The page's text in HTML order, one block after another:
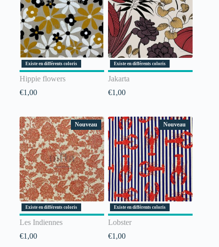
Existe en différents coloris
Hippie flowers
€1,00
Existe en différents coloris
Jakarta
€1,00
Nouveau
Existe en différents coloris
Les Indiennes
€1,00
Nouveau
Existe en différents coloris
Lobster
€1,00